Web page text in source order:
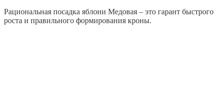
Рациональная посадка яблони Медовая – это гарант быстрого
роста и правильного формирования кроны.